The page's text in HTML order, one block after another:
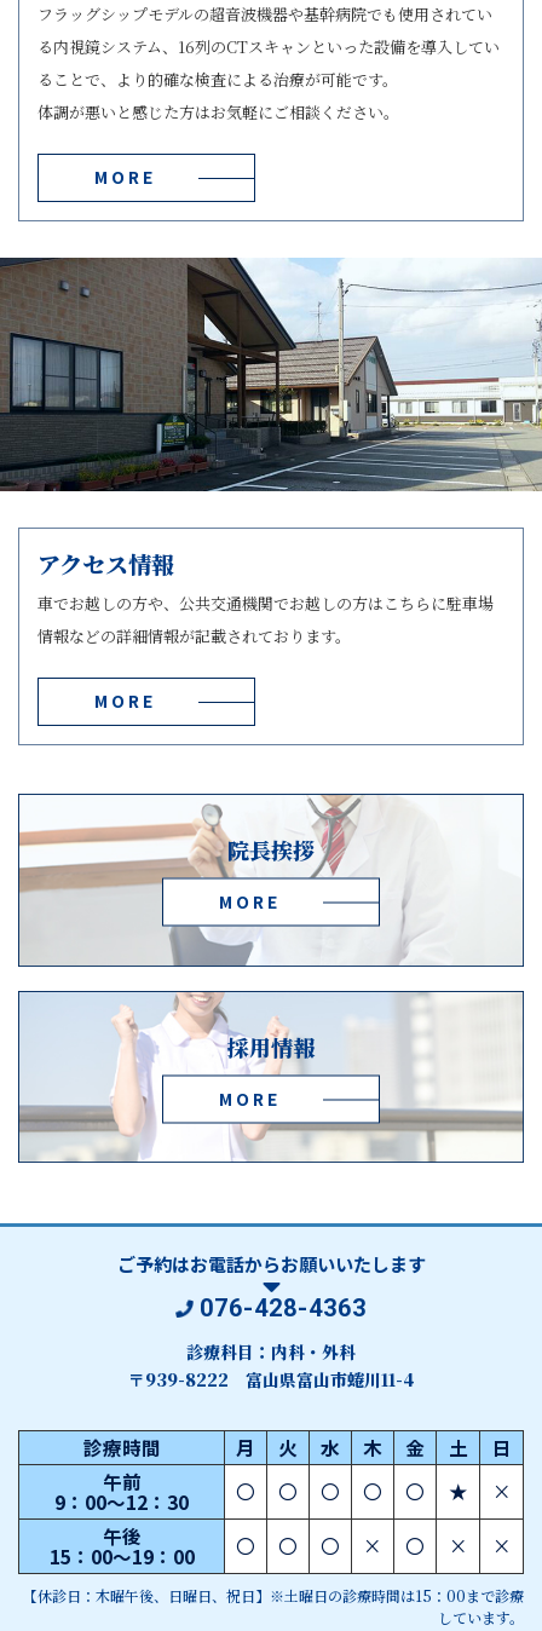
フラッグシップモデルの超音波機器や基幹病院でも使用されてい
る内視鏡システム、16列のCTスキャンといった設備を導入してい
ることで、より的確な検査による治療が可能です。
体調が悪いと感じた方はお気軽にご相談ください。
MORE
アクセス情報
車でお越しの方や、公共交通機関でお越しの方はこちらに駐車場
情報などの詳細情報が記載されております。
MORE
院長挨拶
MORE
採用情報
MORE
ご予約はお電話からお願いいたします
076-428-4363
診療科目：内科・外科
〒939-8222 富山県富山市蜷川11-4
診療時間 月 火 水 木 金 土
日
午前
9：00～12：30 〇 〇 〇 〇 〇 ★
×
午後
15：00～19：00 〇 〇 〇 × 〇 × ×
【休診日：木曜午後、日曜日、祝日】※土曜日の診療時間は15：00まで診療
しています。